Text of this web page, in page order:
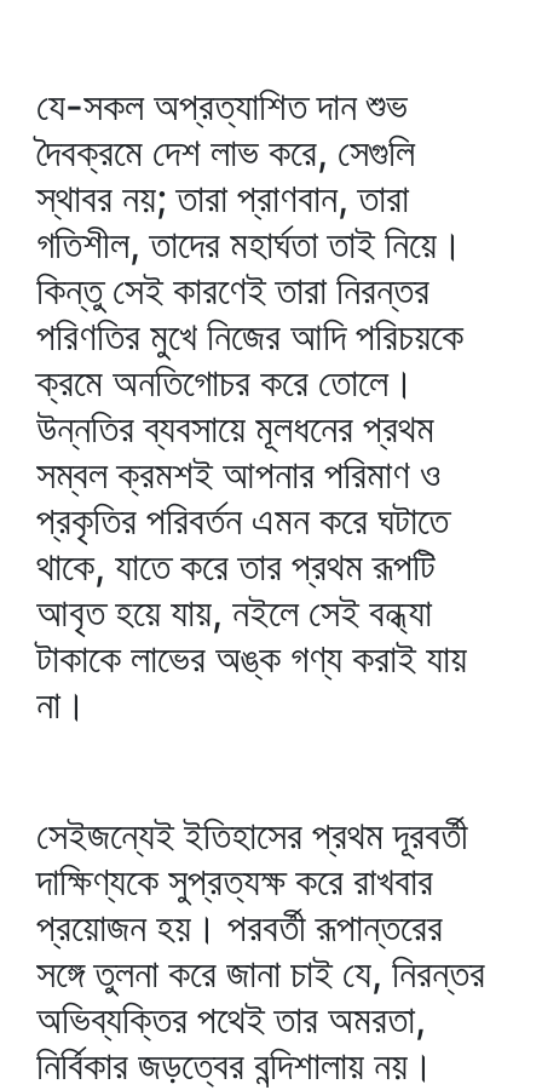
যে-সকল অপ্রত্যাশিত দান শুভ
দৈবক্রমে দেশ লাভ করে, সেগুলি
স্থাবর নয়; তারা প্রাণবান, তারা
গতিশীল, তাদের মহার্ঘতা তাই নিয়ে।
কিন্তু সেই কারণেই তারা নিরন্তর
পরিণতির মুখে নিজের আদি পরিচয়কে
ক্রমে অনতিগোচর করে তোলে।
উন্নতির ব্যবসায়ে মূলধনের প্রথম
সম্বল ক্রমশই আপনার পরিমাণ ও
প্রকৃতির পরিবর্তন এমন করে ঘটাতে
থাকে, যাতে করে তার প্রথম রূপটি
আবৃত হয়ে যায়, নইলে সেই বন্ধ্যা
টাকাকে লাভের অঙ্ক গণ্য করাই যায়
না।
সেইজন্যেই ইতিহাসের প্রথম দূরবর্তী
দাক্ষিণ্যকে সুপ্রত্যক্ষ করে রাখবার
প্রয়োজন হয়। পরবর্তী রূপান্তরের
সঙ্গে তুলনা করে জানা চাই যে, নিরন্তর
অভিব্যক্তির পথেই তার অমরতা,
নির্বিকার জড়ত্বের বন্দিশালায় নয়।